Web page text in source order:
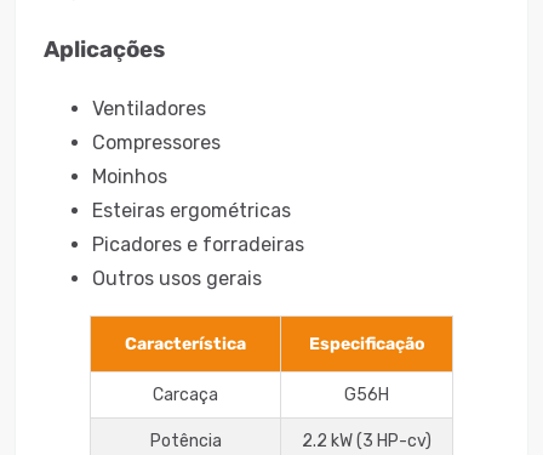
Aplicações
Ventiladores
Compressores
Moinhos
Esteiras ergométricas
Picadores e forradeiras
Outros usos gerais
Característica Especificação
Carcaça G56H
Potência 2.2 kW (3 HP-cv)